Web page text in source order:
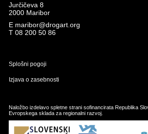
Jurčičeva 8
2000 Maribor
E maribor@drogart.org
T 08 200 50 86
Splošni pogoji
Izjava o zasebnosti
Naložbo izdelavo spletne strani sofinancirata Republika
Evropskega sklada za regionalni razvoj.